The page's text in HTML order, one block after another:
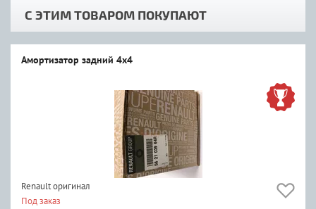
С ЭТИМ ТОВАРОМ ПОКУПАЮТ
Амортизатор задний 4х4
Renault оригинал
Под заказ